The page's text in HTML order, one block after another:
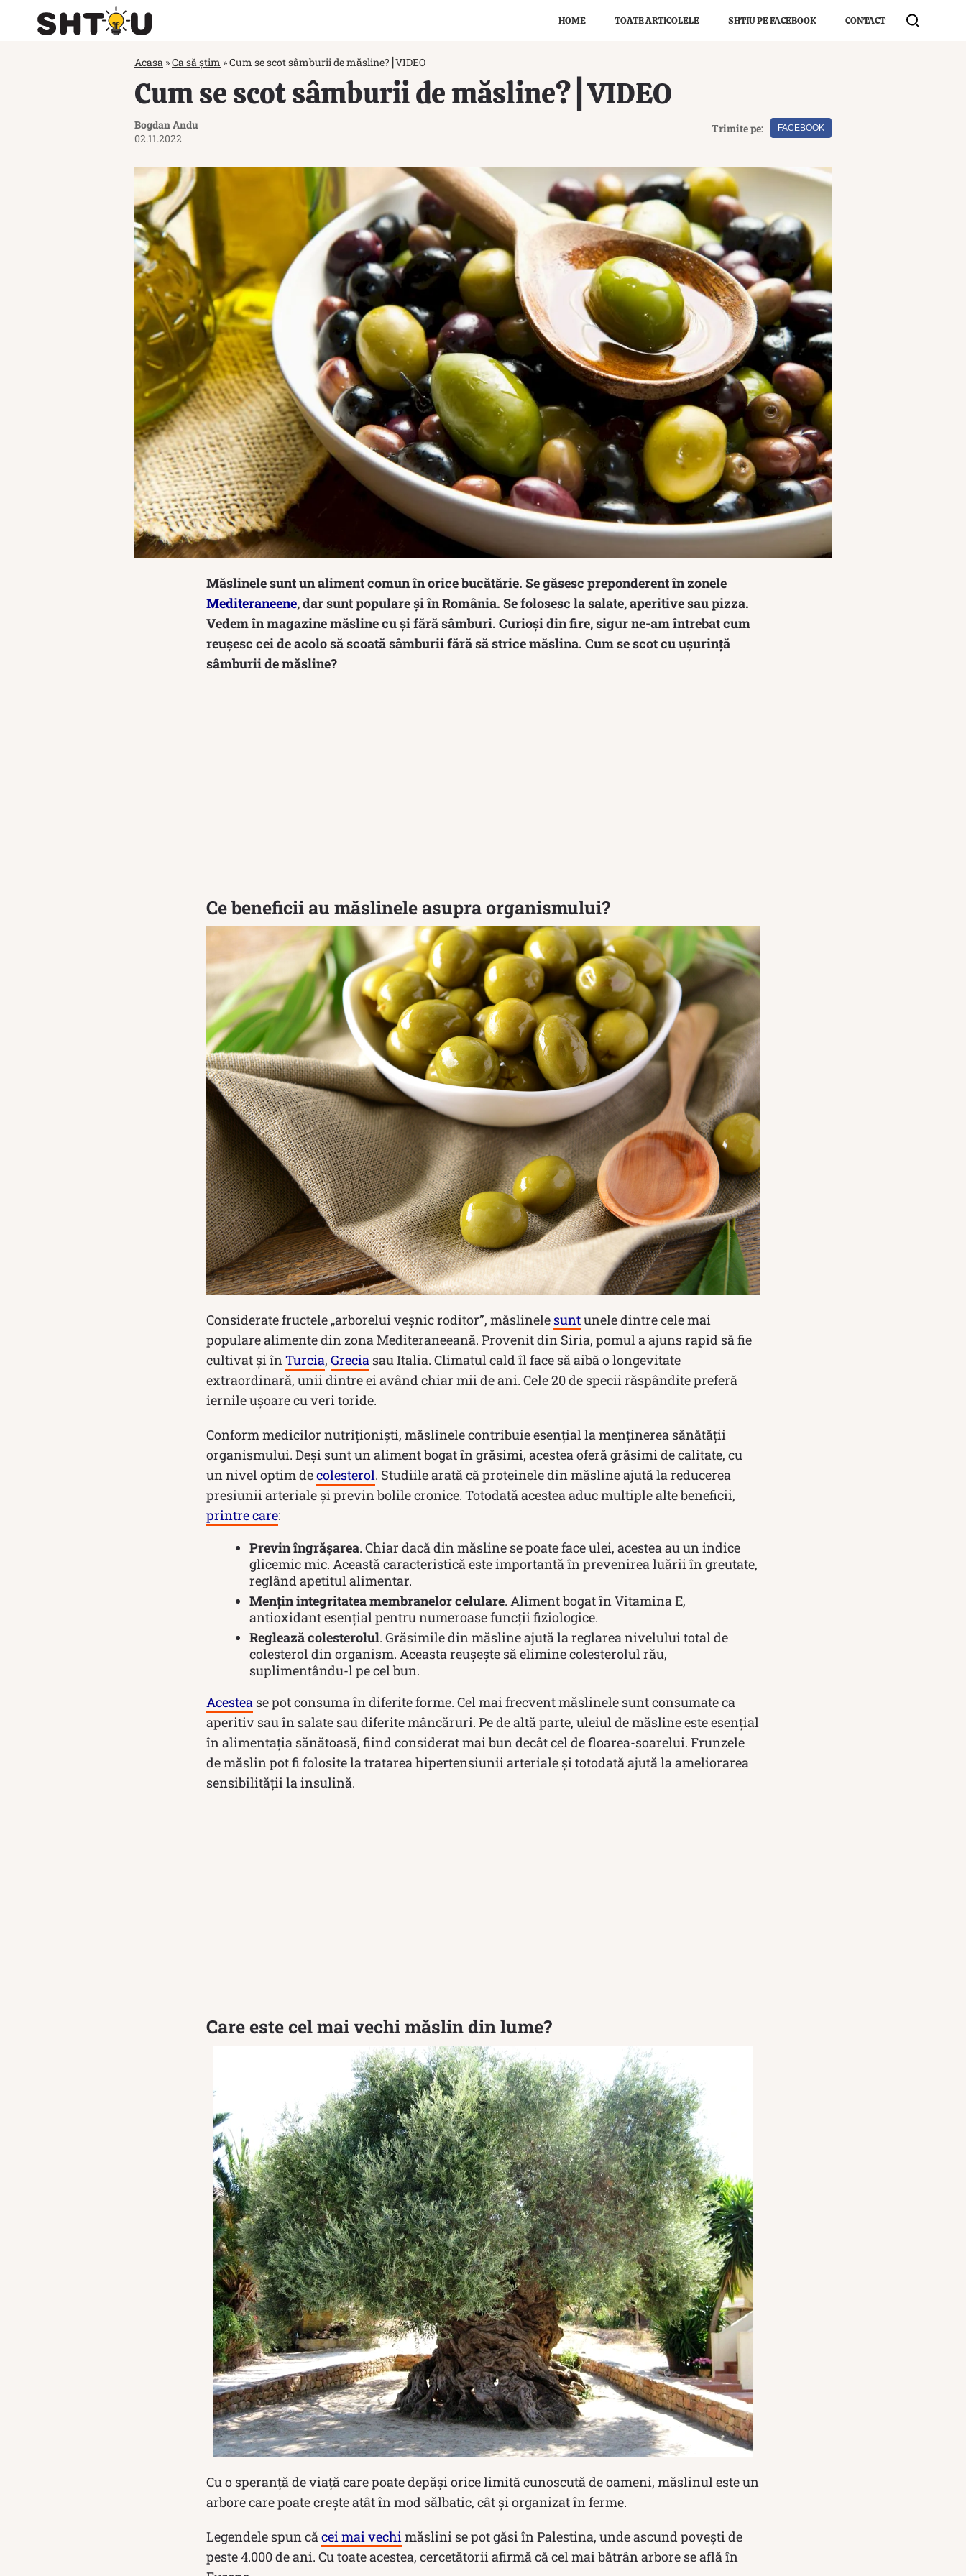
HOME TOATE ARTICOLELE SHTIU PE FACEBOOK CONTACT
Acasa »Ca să știm »Cum se scot sâmburii de măsline?┃VIDEO
Cum se scot sâmburii de măsline?┃VIDEO
Bogdan Andu
02.11.2022
Trimite pe: FACEBOOK
Măslinele sunt un aliment comun în orice bucătărie. Se găsesc preponderent în zonele
Mediteraneene, dar sunt populare și în România. Se folosesc la salate, aperitive sau pizza.
Vedem în magazine măsline cu și fără sâmburi. Curioși din fire, sigur ne-am întrebat cum
reușesc cei de acolo să scoată sâmburii fără să strice măslina. Cum se scot cu ușurință
sâmburii de măsline?
Ce beneficii au măslinele asupra organismului?
Considerate fructele „arborelui veșnic roditor”, măslinele suntunele dintre cele mai
populare alimente din zona Mediteraneeană. Provenit din Siria, pomul a ajuns rapid să fie
cultivat și înTurcia, Grecia sau Italia. Climatul cald îl face să aibă o longevitate
extraordinară, unii dintre ei având chiar mii de ani. Cele 20 de specii răspândite preferă
iernile ușoare cu veri toride.
Conform medicilor nutriționiști, măslinele contribuie esențial la menținerea sănătății
organismului. Deși sunt un aliment bogat în grăsimi, acestea oferă grăsimi de calitate, cu
un nivel optim decolesterol. Studiile arată că proteinele din măsline ajută la reducerea
presiunii arteriale și previn bolile cronice. Totodată acestea aduc multiple alte beneficii,
printre care:
Previn îngrășarea. Chiar dacă din măsline se poate face ulei, acestea au un indice
glicemic mic. Această caracteristică este importantă în prevenirea luării în greutate,
reglând apetitul alimentar.
Mențin integritatea membranelor celulare. Aliment bogat în Vitamina E,
antioxidant esențial pentru numeroase funcții fiziologice.
Reglează colesterolul. Grăsimile din măsline ajută la reglarea nivelului total de
colesterol din organism. Aceasta reușește să elimine colesterolul rău,
suplimentându-l pe cel bun.
Acestea se pot consuma în diferite forme. Cel mai frecvent măslinele sunt consumate ca
aperitiv sau în salate sau diferite mâncăruri. Pe de altă parte, uleiul de măsline este esențial
în alimentația sănătoasă, fiind considerat mai bun decât cel de floarea-soarelui. Frunzele
de măslin pot fi folosite la tratarea hipertensiunii arteriale și totodată ajută la ameliorarea
sensibilității la insulină.
Care este cel mai vechi măslin din lume?
Cu o speranță de viață care poate depăși orice limită cunoscută de oameni, măslinul este un
arbore care poate crește atât în mod sălbatic, cât și organizat în ferme.
Legendele spun căcei mai vechimăslini se pot găsi în Palestina, unde ascund povești de
peste 4.000 de ani. Cu toate acestea, cercetătorii afirmă că cel mai bătrân arbore se află în